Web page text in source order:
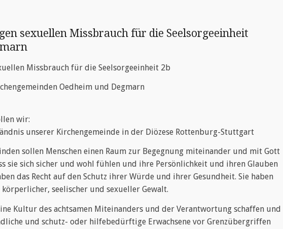
sexuellen Missbrauch für die Seelsorgeeinheit
Missbrauch für die Seelsorgeeinheit 2b
Oedheim und Degmarn
wir:
unserer Kirchengemeinde in der Diözese Rottenburg-Stuttgart
sollen Menschen einen Raum zur Begegnung miteinander und mit Gott
sie sich sicher und wohl fühlen und ihre Persönlichkeit und ihren Glauben
das Recht auf den Schutz ihrer Würde und ihrer Gesundheit. Sie haben
körperlicher, seelischer und sexueller Gewalt.
Kultur des achtsamen Miteinanders und der Verantwortung schaffen und
und schutz- oder hilfebedürftige Erwachsene vor Grenzübergriffen